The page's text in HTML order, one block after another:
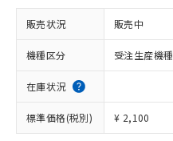
販売状況 販売中
機種区分 受注生産機種
在庫状況
標準価格(税別) ¥ 2,100